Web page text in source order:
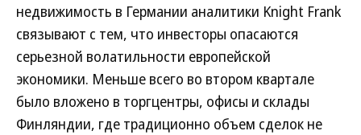
недвижимость в Германии аналитики Knight Frank
связывают с тем, что инвесторы опасаются
серьезной волатильности европейской
экономики. Меньше всего во втором квартале
было вложено в торгцентры, офисы и склады
Финляндии, где традиционно объем сделок не